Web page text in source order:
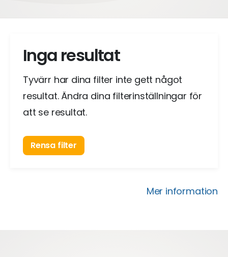
Inga resultat
Tyvärr har dina filter inte gett något
resultat. Ändra dina filterinställningar för
att se resultat.
Rensa filter
Mer information